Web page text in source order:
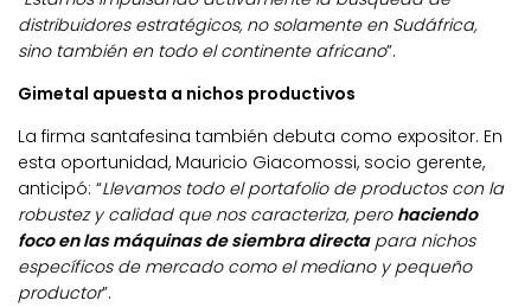
distribuidores estratégicos, no solamente en Sudáfrica,
sino también en todo el continente africano”.
Gimetal apuesta a nichos productivos
La firma santafesina también debuta como expositor. En
esta oportunidad, Mauricio Giacomossi, socio gerente,
anticipó: “Llevamos todo el portafolio de productos con la
robustez y calidad que nos caracteriza, pero haciendo
foco en las máquinas de siembra directapara nichos
específicos de mercado como el mediano y pequeño
productor”.